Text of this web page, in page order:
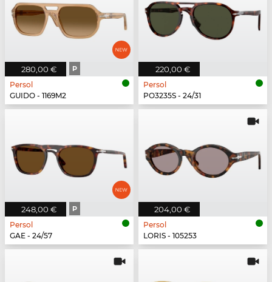
280,00 € P
Persol
GUIDO - 1169M2
220,00 €
Persol
PO3235S - 24/31
248,00 € P
Persol
GAE - 24/57
204,00 €
Persol
LORIS - 105253